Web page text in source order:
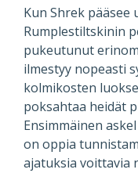
Kun Shrek pääsee
Rumplestiltskinin
pukeutunut
ilmestyy nopeasti
kolmikosten
poksahtaa heidät
Ensimmäinen
on oppia
ajatuksia voittavia